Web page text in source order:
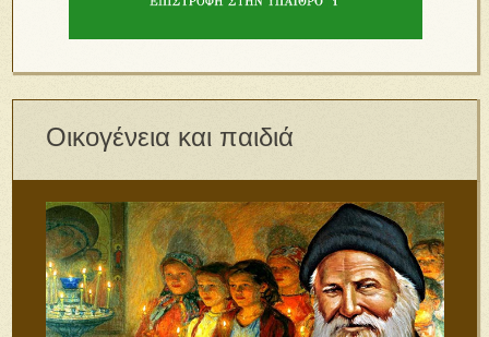
Οικογένεια και παιδιά